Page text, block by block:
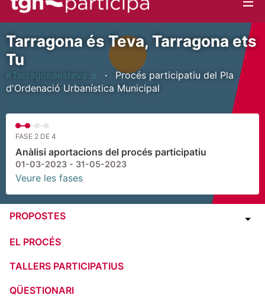
Tarragona és Teva, Tarragona ets
Tu
#Tarragonaesteva
(Enllaç extern)
Procés participatiu del Pla
d'Ordenació Urbanística Municipal
FASE 2 DE 4
Anàlisi aportacions del procés participatiu
01-03-2023 - 31-05-2023
Veure les fases
PROPOSTES
EL PROCÉS
TALLERS PARTICIPATIUS
QÜESTIONARI